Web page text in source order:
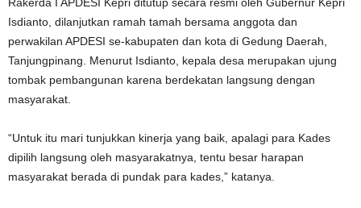
Isdianto, dilanjutkan ramah tamah bersama anggota dan
perwakilan APDESI se-kabupaten dan kota di Gedung Daerah,
Tanjungpinang. Menurut Isdianto, kepala desa merupakan ujung
tombak pembangunan karena berdekatan langsung dengan
masyarakat.
“Untuk itu mari tunjukkan kinerja yang baik, apalagi para Kades
dipilih langsung oleh masyarakatnya, tentu besar harapan
masyarakat berada di pundak para kades,” katanya.